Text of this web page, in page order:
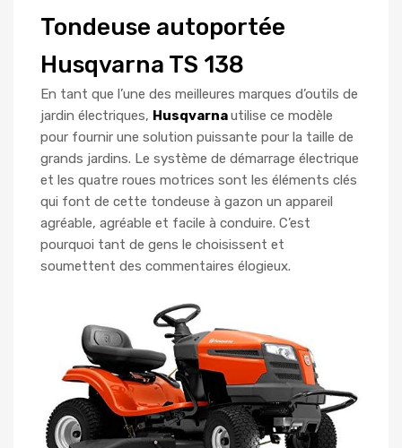
Tondeuse autoportée
Husqvarna TS 138
En tant que l’une des meilleures marques d’outils de
jardin électriques, Husqvarnautilise ce modèle
pour fournir une solution puissante pour la taille de
grands jardins. Le système de démarrage électrique
et les quatre roues motrices sont les éléments clés
qui font de cette tondeuse à gazon un appareil
agréable, agréable et facile à conduire. C’est
pourquoi tant de gens le choisissent et
soumettent des commentaires élogieux.